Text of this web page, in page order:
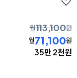
월113,100원
월71,100원
35만 2천원